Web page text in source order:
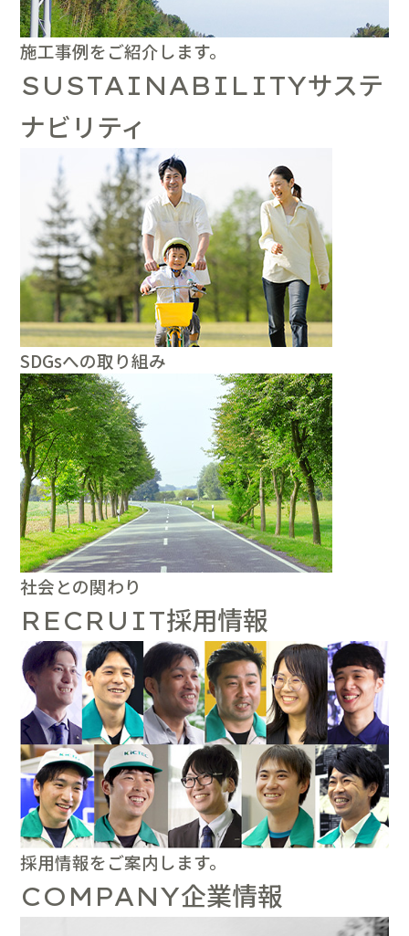
施工事例をご紹介します。
SUSTAINABILITYサステ
ナビリティ
SDGsへの取り組み
社会との関わり
RECRUIT採用情報
採用情報をご案内します。
COMPANY企業情報